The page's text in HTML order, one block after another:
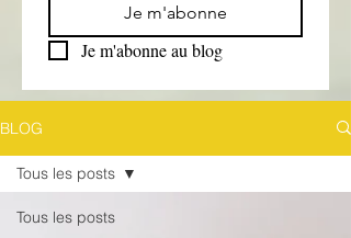
Je m'abonne
Je m'abonne au blog
BLOG
Tous les posts
Tous les posts